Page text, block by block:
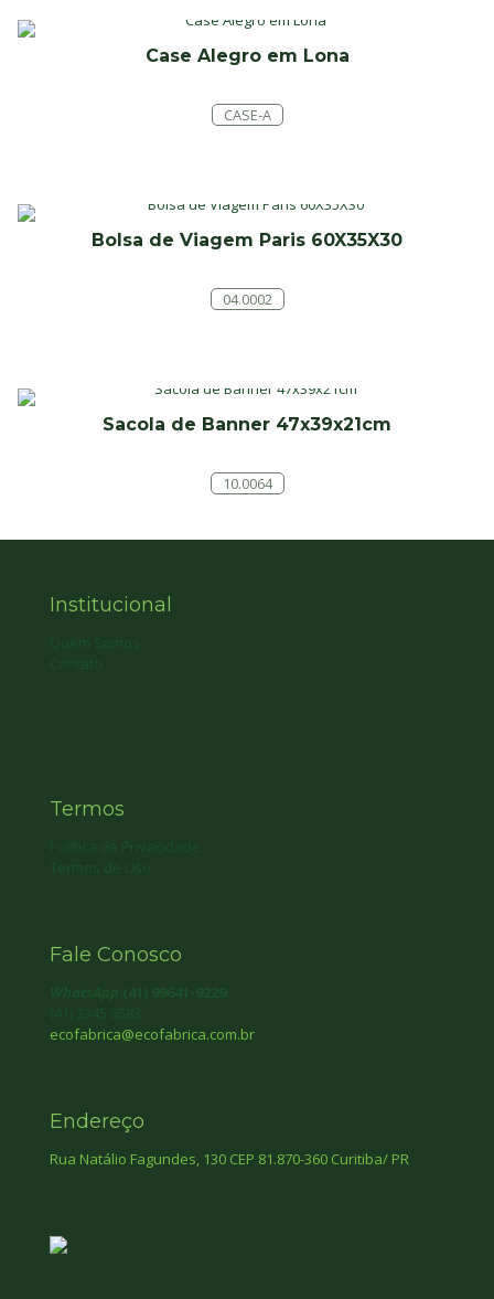
Case Alegro em Lona
CASE-A
Bolsa de Viagem Paris 60X35X30
04.0002
Sacola de Banner 47x39x21cm
10.0064
Institucional
Termos
Fale Conosco
ecofabrica@ecofabrica.com.br
Endereço
Rua Natálio Fagundes, 130 CEP 81.870-360 Curitiba/ PR